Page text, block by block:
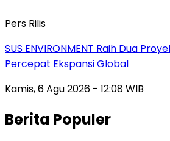
Pers Rilis
SUS ENVIRONMENT Raih Dua
Percepat Ekspansi Global
Kamis, 6 Agu 2026 - 12:08 WIB
Berita Populer